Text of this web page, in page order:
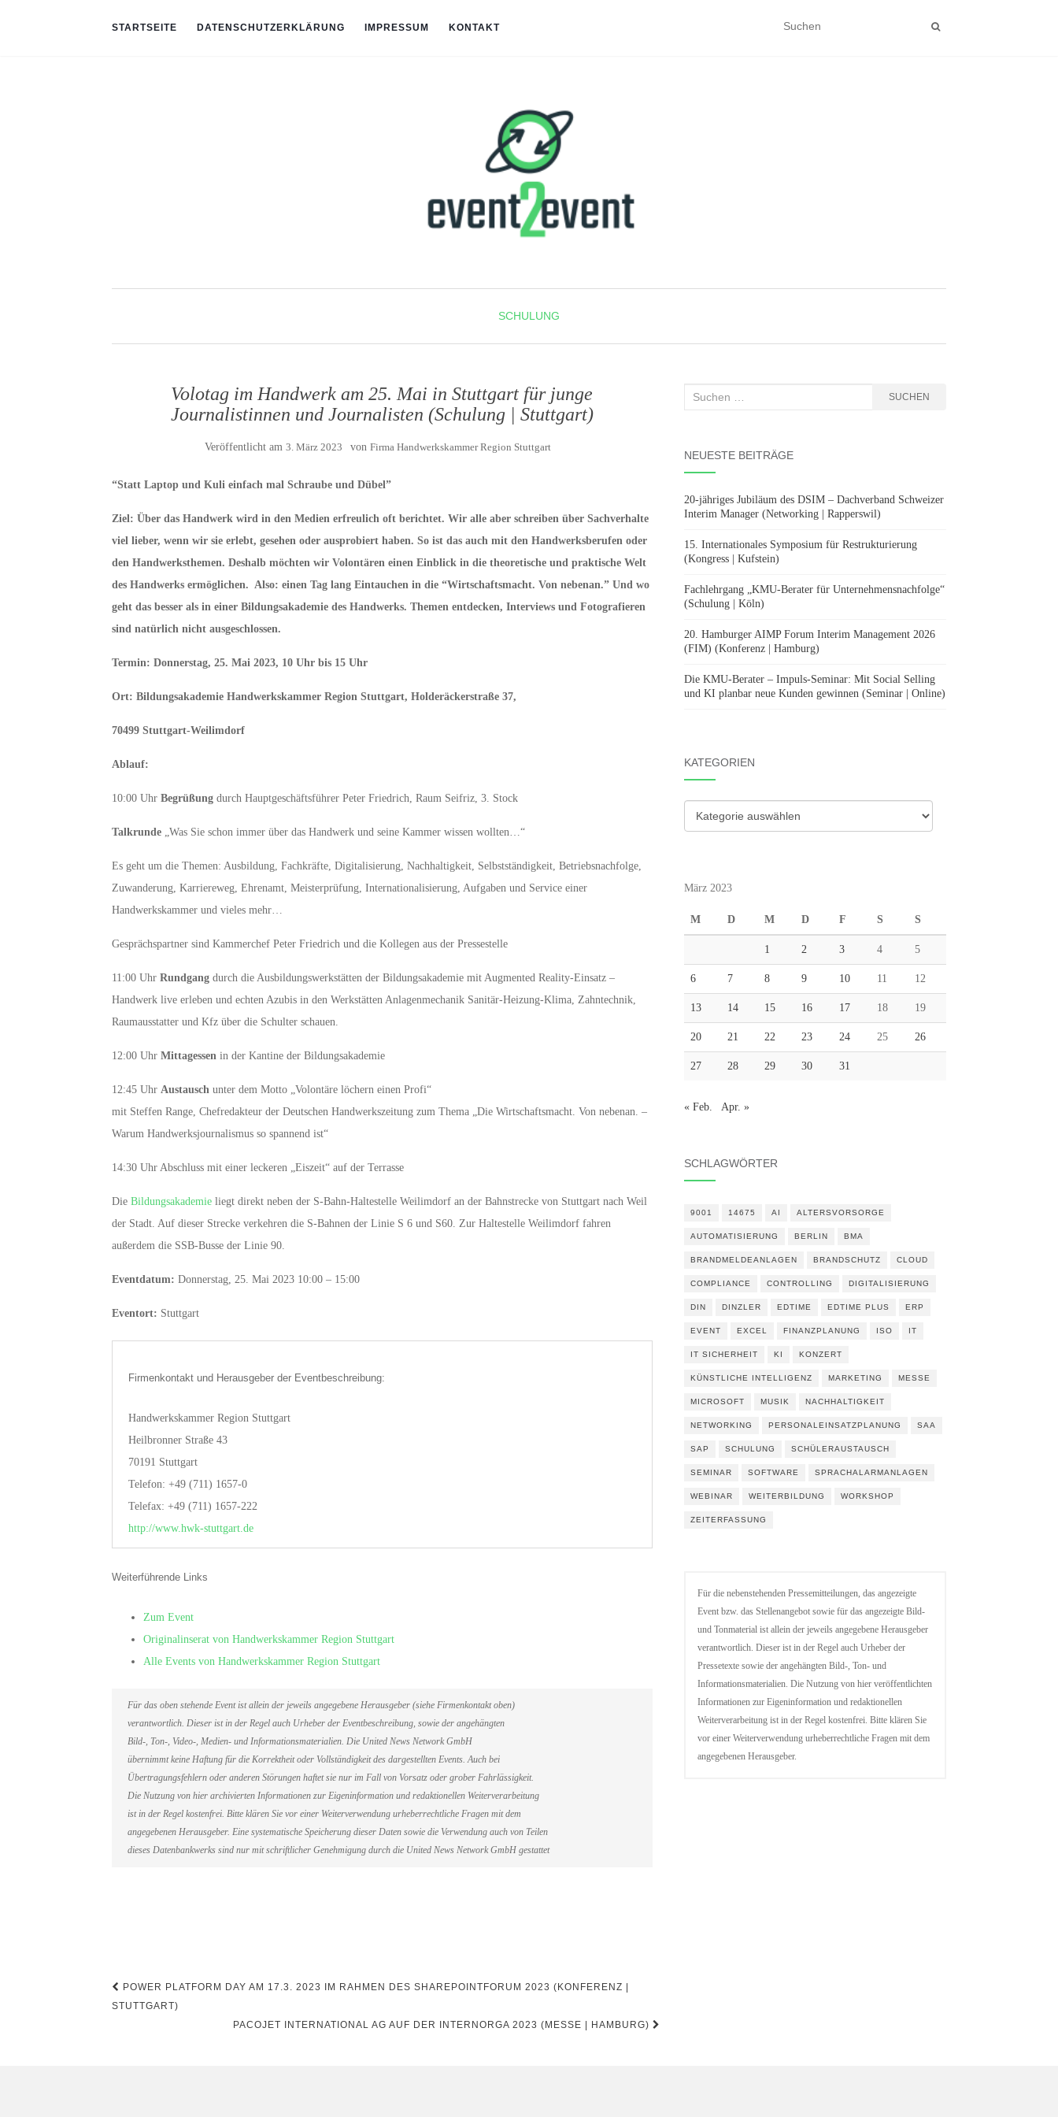
STARTSEITE DATENSCHUTZERKLÄRUNG IMPRESSUM KONTAKT
SCHULUNG
Volotag im Handwerk am 25. Mai in Stuttgart für junge
Journalistinnen und Journalisten (Schulung | Stuttgart)
Veröffentlicht am3. März 2023 vonFirma Handwerkskammer Region Stuttgart
“Statt Laptop und Kuli einfach mal Schraube und Dübel”
Ziel: Über das Handwerk wird in den Medien erfreulich oft berichtet. Wir alle aber schreiben über Sachverhalte
viel lieber, wenn wir sie erlebt, gesehen oder ausprobiert haben. So ist das auch mit den Handwerksberufen oder
den Handwerksthemen. Deshalb möchten wir Volontären einen Einblick in die theoretische und praktische Welt
des Handwerks ermöglichen. Also: einen Tag lang Eintauchen in die “Wirtschaftsmacht. Von nebenan.” Und wo
geht das besser als in einer Bildungsakademie des Handwerks. Themen entdecken, Interviews und Fotografieren
sind natürlich nicht ausgeschlossen.
Termin: Donnerstag, 25. Mai 2023, 10 Uhr bis 15 Uhr
Ort: Bildungsakademie Handwerkskammer Region Stuttgart, Holderäckerstraße 37,
70499 Stuttgart-Weilimdorf
Ablauf:
10:00 Uhr Begrüßung durch Hauptgeschäftsführer Peter Friedrich, Raum Seifriz, 3. Stock
Talkrunde „Was Sie schon immer über das Handwerk und seine Kammer wissen wollten…“
Es geht um die Themen: Ausbildung, Fachkräfte, Digitalisierung, Nachhaltigkeit, Selbstständigkeit, Betriebsnachfolge,
Zuwanderung, Karriereweg, Ehrenamt, Meisterprüfung, Internationalisierung, Aufgaben und Service einer
Handwerkskammer und vieles mehr…
Gesprächspartner sind Kammerchef Peter Friedrich und die Kollegen aus der Pressestelle
11:00 Uhr Rundgang durch die Ausbildungswerkstätten der Bildungsakademie mit Augmented Reality-Einsatz –
Handwerk live erleben und echten Azubis in den Werkstätten Anlagenmechanik Sanitär-Heizung-Klima, Zahntechnik,
Raumausstatter und Kfz über die Schulter schauen.
12:00 Uhr Mittagessen in der Kantine der Bildungsakademie
12:45 Uhr Austausch unter dem Motto „Volontäre löchern einen Profi“
mit Steffen Range, Chefredakteur der Deutschen Handwerkszeitung zum Thema „Die Wirtschaftsmacht. Von nebenan. –
Warum Handwerksjournalismus so spannend ist“
14:30 Uhr Abschluss mit einer leckeren „Eiszeit“ auf der Terrasse
Die Bildungsakademie liegt direkt neben der S-Bahn-Haltestelle Weilimdorf an der Bahnstrecke von Stuttgart nach Weil
der Stadt. Auf dieser Strecke verkehren die S-Bahnen der Linie S 6 und S60. Zur Haltestelle Weilimdorf fahren
außerdem die SSB-Busse der Linie 90.
Eventdatum: Donnerstag, 25. Mai 2023 10:00 – 15:00
Eventort: Stuttgart
Firmenkontakt und Herausgeber der Eventbeschreibung:
Handwerkskammer Region Stuttgart
Heilbronner Straße 43
70191 Stuttgart
Telefon: +49 (711) 1657-0
Telefax: +49 (711) 1657-222
http://www.hwk-stuttgart.de
Weiterführende Links
Zum Event
Originalinserat von Handwerkskammer Region Stuttgart
Alle Events von Handwerkskammer Region Stuttgart
Für das oben stehende Event ist allein der jeweils angegebene Herausgeber (siehe Firmenkontakt oben)
verantwortlich. Dieser ist in der Regel auch Urheber der Eventbeschreibung, sowie der angehängten
Bild-, Ton-, Video-, Medien- und Informationsmaterialien. Die United News Network GmbH
übernimmt keine Haftung für die Korrektheit oder Vollständigkeit des dargestellten Events. Auch bei
Übertragungsfehlern oder anderen Störungen haftet sie nur im Fall von Vorsatz oder grober Fahrlässigkeit.
Die Nutzung von hier archivierten Informationen zur Eigeninformation und redaktionellen Weiterverarbeitung
ist in der Regel kostenfrei. Bitte klären Sie vor einer Weiterverwendung urheberrechtliche Fragen mit dem
angegebenen Herausgeber. Eine systematische Speicherung dieser Daten sowie die Verwendung auch von Teilen
dieses Datenbankwerks sind nur mit schriftlicher Genehmigung durch die United News Network GmbH gestattet
Beitragsnavigation
POWER PLATFORM DAY AM 17.3. 2023 IM RAHMEN DES SHAREPOINTFORUM 2023 (KONFERENZ |
STUTTGART)
PACOJET INTERNATIONAL AG AUF DER INTERNORGA 2023 (MESSE | HAMBURG)
Suchen
SUCHEN
NEUESTE BEITRÄGE
20-jähriges Jubiläum des DSIM – Dachverband Schweizer
Interim Manager (Networking | Rapperswil)
15. Internationales Symposium für Restrukturierung
(Kongress | Kufstein)
Fachlehrgang „KMU-Berater für Unternehmensnachfolge“
(Schulung | Köln)
20. Hamburger AIMP Forum Interim Management 2026
(FIM) (Konferenz | Hamburg)
Die KMU-Berater – Impuls-Seminar: Mit Social Selling
und KI planbar neue Kunden gewinnen (Seminar | Online)
KATEGORIEN
Kategorien
März 2023
M D M D F S S
1 2 3 4 5
6 7 8 9 10 11 12
13 14 15 16 17 18 19
20 21 22 23 24 25 26
27 28 29 30 31
« Feb. Apr. »
SCHLAGWÖRTER
9001 14675 AI ALTERSVORSORGE
AUTOMATISIERUNG BERLIN BMA
BRANDMELDEANLAGEN BRANDSCHUTZ CLOUD
COMPLIANCE CONTROLLING DIGITALISIERUNG
DIN DINZLER EDTIME EDTIME PLUS ERP
EVENT EXCEL FINANZPLANUNG ISO IT
IT SICHERHEIT KI KONZERT
KÜNSTLICHE INTELLIGENZ MARKETING MESSE
MICROSOFT MUSIK NACHHALTIGKEIT
NETWORKING PERSONALEINSATZPLANUNG SAA
SAP SCHULUNG SCHÜLERAUSTAUSCH
SEMINAR SOFTWARE SPRACHALARMANLAGEN
WEBINAR WEITERBILDUNG WORKSHOP
ZEITERFASSUNG
Für die nebenstehenden Pressemitteilungen, das angezeigte
Event bzw. das Stellenangebot sowie für das angezeigte Bild-
und Tonmaterial ist allein der jeweils angegebene Herausgeber
verantwortlich. Dieser ist in der Regel auch Urheber der
Pressetexte sowie der angehängten Bild-, Ton- und
Informationsmaterialien. Die Nutzung von hier veröffentlichten
Informationen zur Eigeninformation und redaktionellen
Weiterverarbeitung ist in der Regel kostenfrei. Bitte klären Sie
vor einer Weiterverwendung urheberrechtliche Fragen mit dem
angegebenen Herausgeber.